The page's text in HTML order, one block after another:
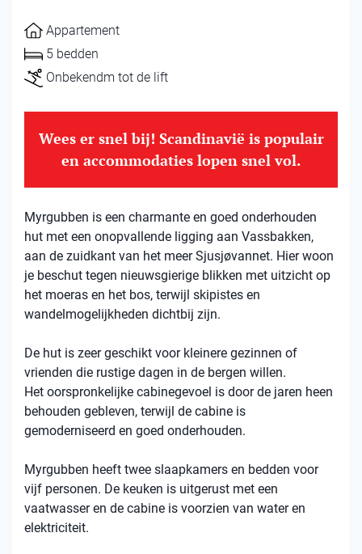
Appartement
5 bedden
Onbekendm tot de lift
Wees er snel bij! Scandinavië is populair
en accommodaties lopen snel vol.
Myrgubben is een charmante en goed onderhouden
hut met een onopvallende ligging aan Vassbakken,
aan de zuidkant van het meer Sjusjøvannet. Hier woon
je beschut tegen nieuwsgierige blikken met uitzicht op
het moeras en het bos, terwijl skipistes en
wandelmogelijkheden dichtbij zijn.
De hut is zeer geschikt voor kleinere gezinnen of
vrienden die rustige dagen in de bergen willen.
Het oorspronkelijke cabinegevoel is door de jaren heen
behouden gebleven, terwijl de cabine is
gemoderniseerd en goed onderhouden.
Myrgubben heeft twee slaapkamers en bedden voor
vijf personen. De keuken is uitgerust met een
vaatwasser en de cabine is voorzien van water en
elektriciteit.